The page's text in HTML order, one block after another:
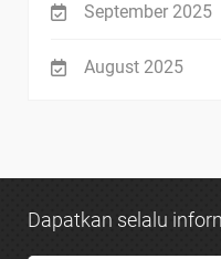
September 2025
August 2025
Dapatkan selalu